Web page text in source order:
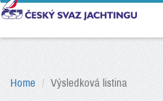
Home Výsledková listina